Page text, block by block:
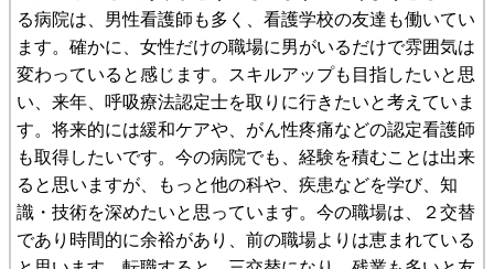
る病院は、男性看護師も多く、看護学校の友達も働いてい
ます。確かに、女性だけの職場に男がいるだけで雰囲気は
変わっていると感じます。スキルアップも目指したいと思
い、来年、呼吸療法認定士を取りに行きたいと考えていま
す。将来的には緩和ケアや、がん性疼痛などの認定看護師
も取得したいです。今の病院でも、経験を積むことは出来
ると思いますが、もっと他の科や、疾患などを学び、知
識・技術を深めたいと思っています。今の職場は、２交替
であり時間的に余裕があり、前の職場よりは恵まれている